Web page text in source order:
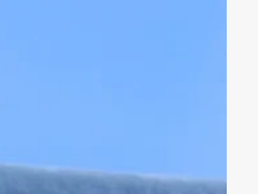
Ius Tech